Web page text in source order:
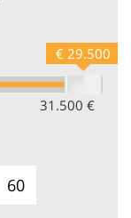
31.500 €
€ 29.500
60